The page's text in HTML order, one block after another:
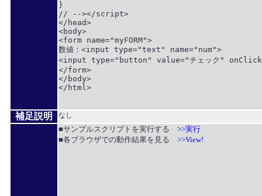
}
// --></script>
</head>
<body>
<form name="myFORM">
数値：<input type="text" name="num">
<input type="button" value="チェック"
</form>
</body>
</html>
補足説明 なし
■サンプルスクリプトを実行する >>実行
■各ブラウザでの動作結果を見る >>View!